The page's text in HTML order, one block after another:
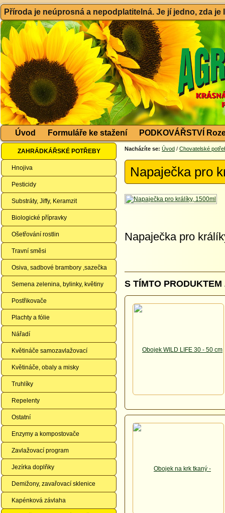
Příroda je neúprosná a nepodplatitelná. Je jí jedno, zda
Úvod Formuláře ke stažení PODKOVÁŘSTVÍ
ZAHRÁDKÁŘSKÉ POTŘEBY
Hnojiva
Pesticidy
Substráty, Jiffy, Keramzit
Biologické přípravky
Ošetřování rostlin
Travní směsi
Osiva, sadbové brambory ,sazečka
Semena zelenina, bylinky, květiny
Postřikovače
Plachty a fólie
Nářadí
Květináče samozavlažovací
Květináče, obaly a misky
Truhlíky
Repelenty
Ostatní
Enzymy a kompostovače
Zavlažovací program
Jezírka doplňky
Demižony, zavařovací sklenice
Kapénková závlaha
Nacházíte se: Úvod / Chovatelské
Napaječka pro
Napaječka pro
S TÍMTO